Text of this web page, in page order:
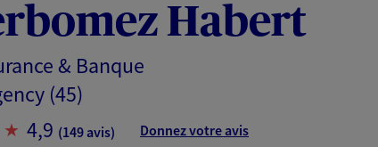
Habert
& Banque
(45)
4,9 (149 avis) Donnez votre avis